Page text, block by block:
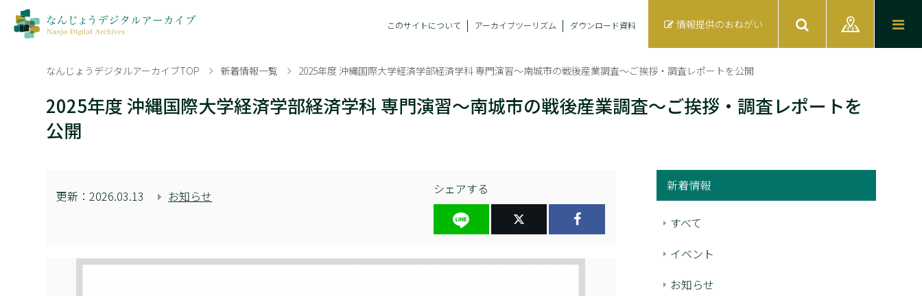
このサイトについて アーカイブツーリズム ダウンロード資料 情報提供のおねがい
なんじょうデジタルアーカイブTOP 新着情報一覧 2025年度 沖縄国際大学経済学部経済学科 専門演習～南城市の戦後産業調査～ご挨拶・調査レポートを公開
2025年度 沖縄国際大学経済学部経済学科 専門演習～南城市の戦後産業調査～ご挨拶・調査レポートを
公開
更新：2026.03.13 お知らせ シェアする 新着情報
すべて
イベント
お知らせ